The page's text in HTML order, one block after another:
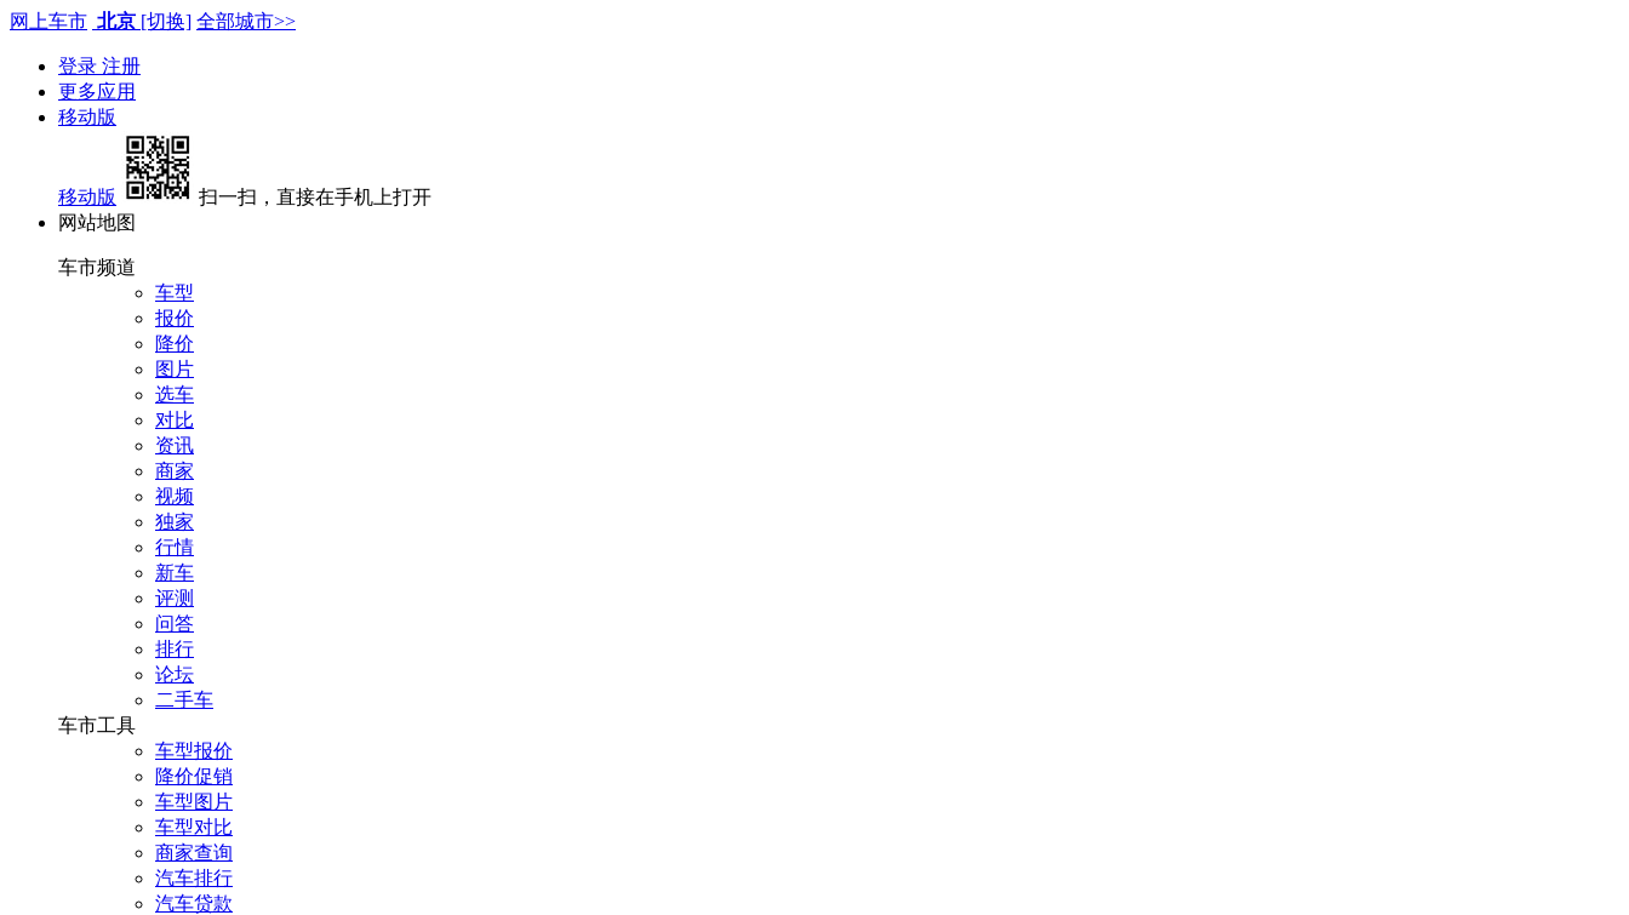
网上车市 北京 [切换] 全部城市>>
登录 注册
更多应用
移动版
移动版
扫一扫，直接在手机上打开
网站地图
车市频道
车型
报价
降价
图片
选车
对比
资讯
商家
视频
独家
行情
新车
评测
问答
排行
论坛
二手车
车市工具
车型报价
降价促销
车型图片
车型对比
商家查询
汽车排行
汽车贷款